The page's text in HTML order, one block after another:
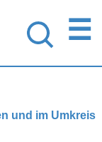
☰
und im Umkreis